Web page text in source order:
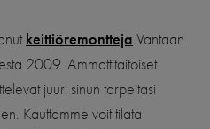
keittiöremontteja Vantaan
2009. Ammattitaitoiset
juuri sinun tarpeitasi
Kauttamme voit tilata